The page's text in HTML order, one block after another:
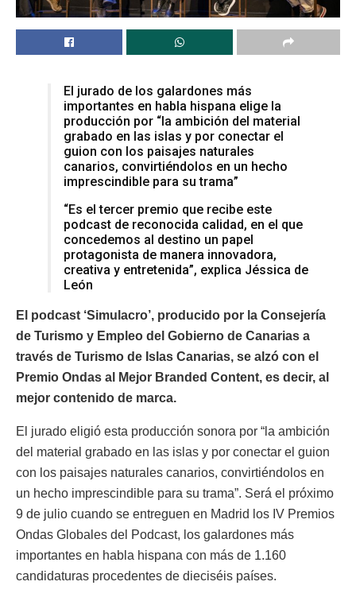
El jurado de los galardones más
importantes en habla hispana elige la
producción por “la ambición del material
grabado en las islas y por conectar el
guion con los paisajes naturales
canarios, convirtiéndolos en un hecho
imprescindible para su trama”
“Es el tercer premio que recibe este
podcast de reconocida calidad, en el que
concedemos al destino un papel
protagonista de manera innovadora,
creativa y entretenida”, explica Jéssica de
León
El podcast ‘Simulacro’, producido por la Consejería
de Turismo y Empleo del Gobierno de Canarias a
través de Turismo de Islas Canarias, se alzó con el
Premio Ondas al Mejor Branded Content, es decir, al
mejor contenido de marca.
El jurado eligió esta producción sonora por “la ambición
del material grabado en las islas y por conectar el guion
con los paisajes naturales canarios, convirtiéndolos en
un hecho imprescindible para su trama”. Será el próximo
9 de julio cuando se entreguen en Madrid los IV Premios
Ondas Globales del Podcast, los galardones más
importantes en habla hispana con más de 1.160
candidaturas procedentes de dieciséis países.